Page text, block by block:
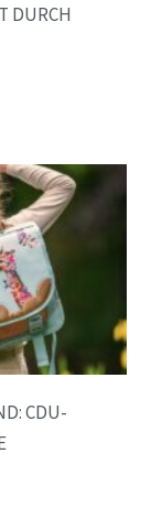
DURCH
CDU-